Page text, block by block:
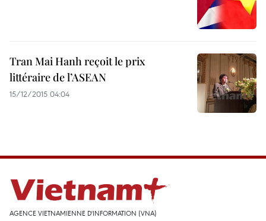
Tran Mai Hanh reçoit le prix
littéraire de l’ASEAN
15/12/2015 04:04
AGENCE VIETNAMIENNE D'INFORMATION (VNA)